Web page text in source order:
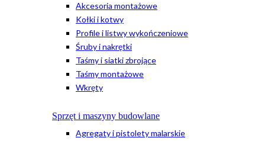
Akcesoria montażowe
Kołki i kotwy
Profile i listwy wykończeniowe
Śruby i nakrętki
Taśmy i siatki zbrojące
Taśmy montażowe
Wkręty
Sprzęt i maszyny budowlane
Agregaty i pistolety malarskie